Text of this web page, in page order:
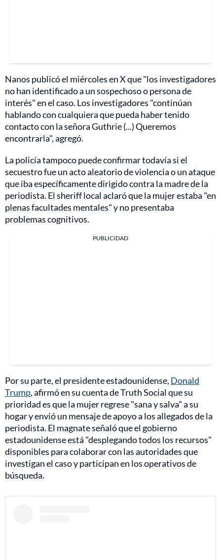
Nanos publicó el miércoles en X que "los investigadores
no han identificado a un sospechoso o persona de
interés" en el caso. Los investigadores "continúan
hablando con cualquiera que pueda haber tenido
contacto con la señora Guthrie (...) Queremos
encontrarla", agregó.
La policía tampoco puede confirmar todavía si el
secuestro fue un acto aleatorio de violencia o un ataque
que iba específicamente dirigido contra la madre de la
periodista. El sheriff local aclaró que la mujer estaba "en
plenas facultades mentales" y no presentaba
problemas cognitivos.
PUBLICIDAD
Por su parte, el presidente estadounidense, Donald
Trump, afirmó en su cuenta de Truth Social que su
prioridad es que la mujer regrese "sana y salva" a su
hogar y envió un mensaje de apoyo a los allegados de la
periodista. El magnate señaló que el gobierno
estadounidense está "desplegando todos los recursos"
disponibles para colaborar con las autoridades que
investigan el caso y participan en los operativos de
búsqueda.